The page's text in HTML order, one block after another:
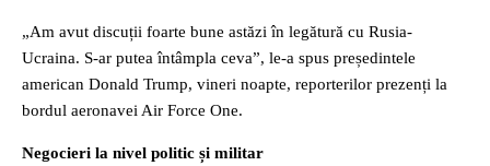
„Am avut discuții foarte bune astăzi în legătură cu Rusia-
Ucraina. S-ar putea întâmpla ceva”, le-a spus președintele
american Donald Trump, vineri noapte, reporterilor prezenți la
bordul aeronavei Air Force One.
Negocieri la nivel politic și militar